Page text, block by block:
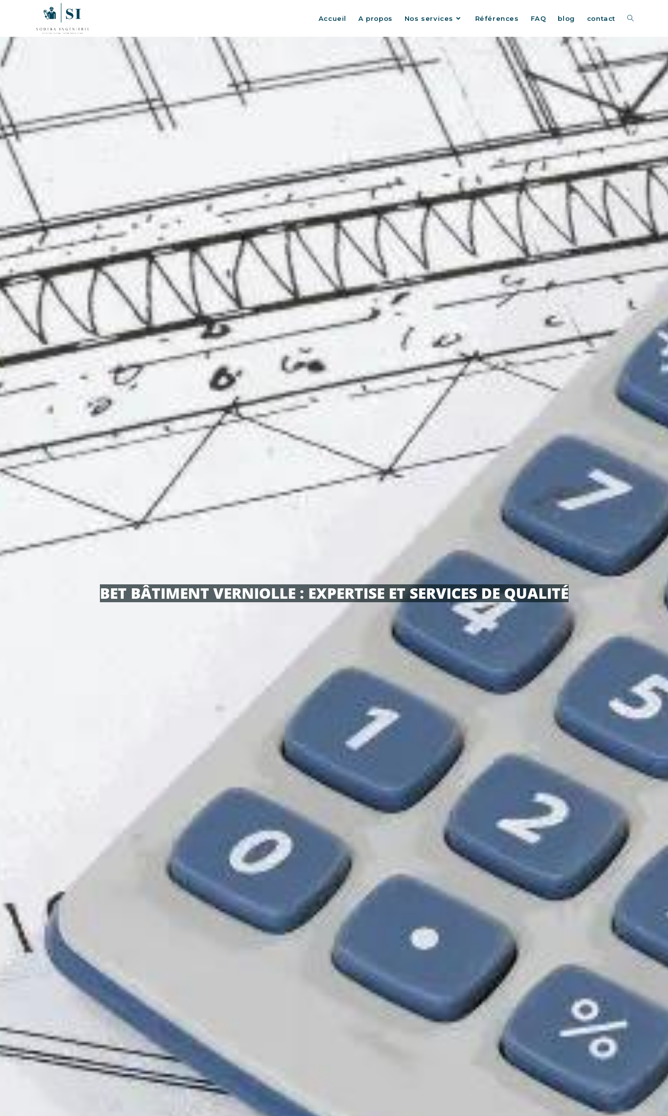
Accueil A propos Nos services Références FAQ blog contact
BET BÂTIMENT VERNIOLLE : EXPERTISE ET SERVICES DE QUALITÉ